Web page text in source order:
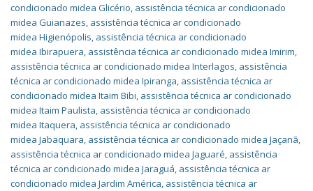
condicionado midea Glicério, assistência técnica ar condicionado
midea Guianazes, assistência técnica ar condicionado
midea Higienópolis, assistência técnica ar condicionado
midea Ibirapuera, assistência técnica ar condicionado midea Imirim,
assistência técnica ar condicionado midea Interlagos, assistência
técnica ar condicionado midea Ipiranga, assistência técnica ar
condicionado midea Itaim Bibi, assistência técnica ar condicionado
midea Itaim Paulista, assistência técnica ar condicionado
midea Itaquera, assistência técnica ar condicionado
midea Jabaquara, assistência técnica ar condicionado midea Jaçanã,
assistência técnica ar condicionado midea Jaguaré, assistência
técnica ar condicionado midea Jaraguá, assistência técnica ar
condicionado midea Jardim América, assistência técnica ar